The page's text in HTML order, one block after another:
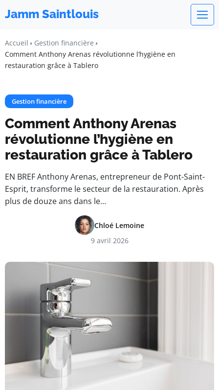
Jamm Saintlouis
Accueil
Gestion financière
Comment Anthony Arenas révolutionne l’hygiène en
restauration grâce à Tablero
Gestion financière
Comment Anthony Arenas
révolutionne l’hygiène en
restauration grâce à Tablero
EN BREF Anthony Arenas, entrepreneur de Pont-Saint-
Esprit, transforme le secteur de la restauration. Après
plus de douze ans dans le…
Chloé Lemoine
9 avril 2026